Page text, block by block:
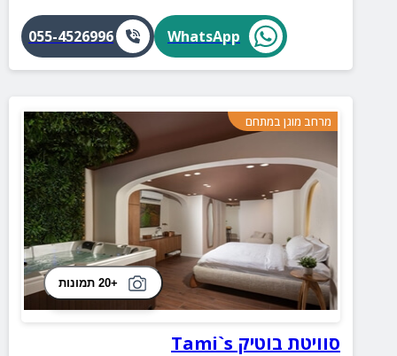
WhatsApp
055-4526996
מרחב מוגן במתחם
+20 תמונות
סוויטת בוטיק Tami`s